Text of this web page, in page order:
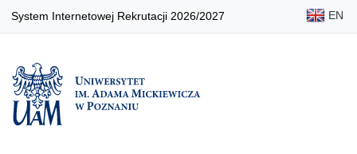
System Internetowej Rekrutacji 2026/2027 EN